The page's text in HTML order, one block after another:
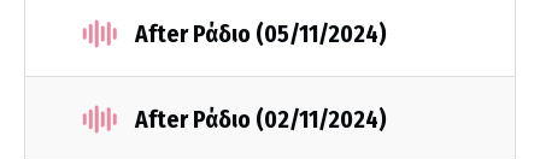
After Ράδιο (05/11/2024)
After Ράδιο (02/11/2024)